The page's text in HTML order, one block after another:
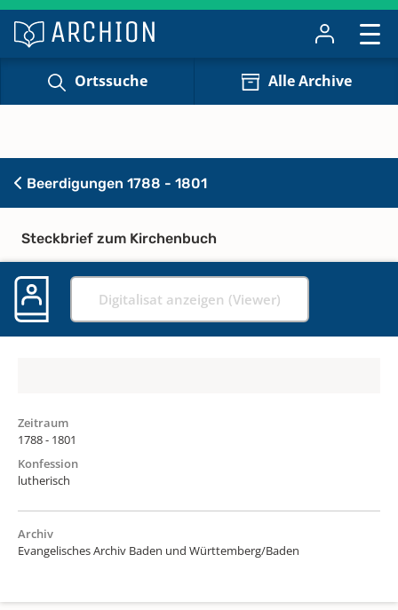
Ortssuche Alle Archive
Beerdigungen 1788 - 1801
Steckbrief zum Kirchenbuch
Digitalisat anzeigen (Viewer)
Zeitraum
1788 - 1801
Konfession
lutherisch
Archiv
Evangelisches Archiv Baden und Württemberg/Baden